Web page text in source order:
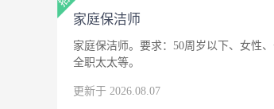
家庭保洁师
家庭保洁师。要求：50周岁以下、女性
全职太太等。
更新于 2026.08.07